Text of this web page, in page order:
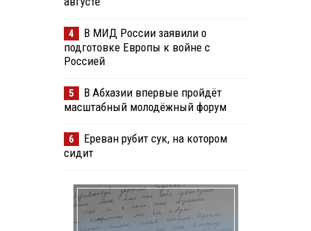
4
В МИД России заявили о
подготовке Европы к войне с
Россией
5
В Абхазии впервые пройдёт
масштабный молодёжный форум
6
Ереван рубит сук, на котором
сидит